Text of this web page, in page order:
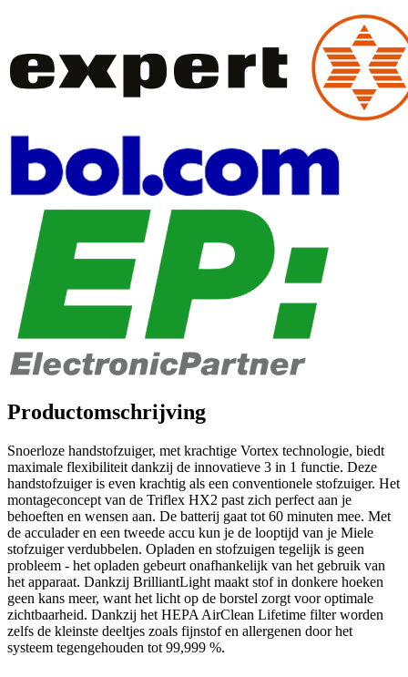
Productomschrijving
Snoerloze handstofzuiger, met krachtige Vortex technologie, biedt
maximale flexibiliteit dankzij de innovatieve 3 in 1 functie. Deze
handstofzuiger is even krachtig als een conventionele stofzuiger. Het
montageconcept van de Triflex HX2 past zich perfect aan je
behoeften en wensen aan. De batterij gaat tot 60 minuten mee. Met
de acculader en een tweede accu kun je de looptijd van je Miele
stofzuiger verdubbelen. Opladen en stofzuigen tegelijk is geen
probleem - het opladen gebeurt onafhankelijk van het gebruik van
het apparaat. Dankzij BrilliantLight maakt stof in donkere hoeken
geen kans meer, want het licht op de borstel zorgt voor optimale
zichtbaarheid. Dankzij het HEPA AirClean Lifetime filter worden
zelfs de kleinste deeltjes zoals fijnstof en allergenen door het
systeem tegengehouden tot 99,999 %.